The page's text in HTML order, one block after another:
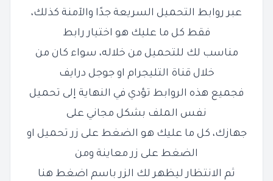
عبر روابط التحميل السريعة جدًا والآمنة كذلك،
فقط كل ما عليك هو اختيار رابط
مناسب لك للتحميل من خلاله، سواء كان من
خلال قناة التليجرام او جوجل درايف
فجميع هذه الروابط تؤدي في النهاية إلى تحميل
نفس الملف بشكل مجاني على
جهازك، كل ما عليك هو الضغط على زر تحميل او
الضغط على زر معاينة ومن
ثم الانتظار ليظهر لك الزر باسم اضغط هنا